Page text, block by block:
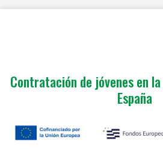
Contratación de jóvenes en
España